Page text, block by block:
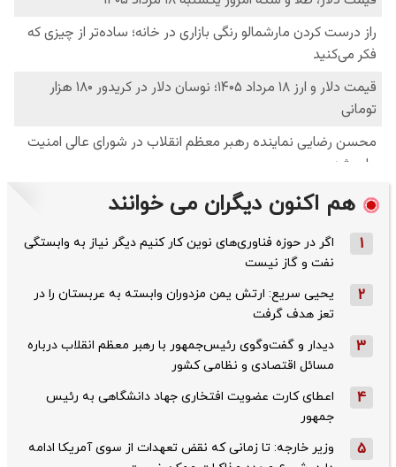
هم اکنون دیگران می خوانند
1
اگر در حوزه فناوری‌های نوین کار کنیم دیگر نیاز به وابستگی
نفت و گاز نیست
2
یحیی سریع: ارتش یمن مزدوران وابسته به عربستان را در
تعز هدف گرفت
3
دیدار و گفت‌وگوی رئیس‌جمهور با رهبر معظم انقلاب درباره
مسائل اقتصادی و نظامی کشور
4
اعطای کارت عضویت افتخاری جهاد دانشگاهی به رئیس‌
جمهور
5
وزیر خارجه: تا زمانی که نقض تعهدات از سوی آمریکا ادامه